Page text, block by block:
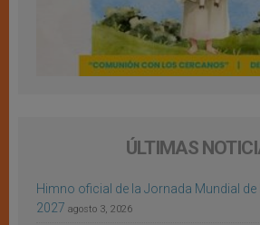
ÚLTIMAS
Himno oficial de la Jornada Mundial de
2027 agosto 3, 2026